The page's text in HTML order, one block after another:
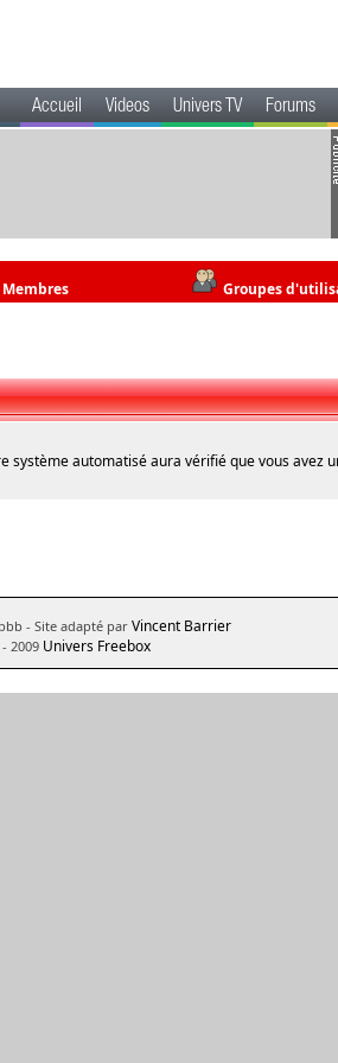
Accueil Videos Univers TV Forums
Groupes
automatisé aura vérifié que vous avez
- Site adapté par Vincent Barrier
2009 Univers Freebox